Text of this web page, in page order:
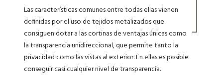
Las características comunes entre todas ellas vienen
definidas por el uso de tejidos metalizados que
consiguen dotar a las cortinas de ventajas únicas como
la transparencia unidireccional, que permite tanto la
privacidad como las vistas al exterior. En ellas es posible
conseguir casi cualquier nivel de transparencia.